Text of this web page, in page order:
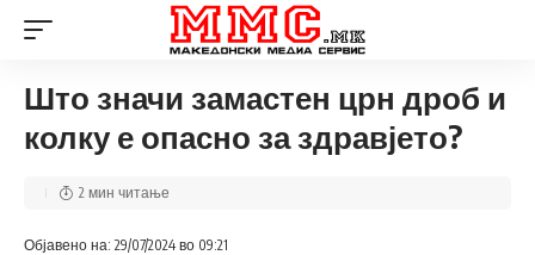
Што значи замастен црн дроб и
колку е опасно за здравјето?
Објавено на: 29/07/2024 во 09:21
2 мин читање